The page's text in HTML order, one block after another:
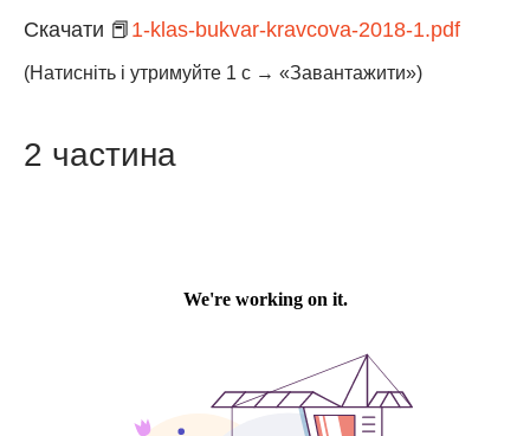
Скачати 📕 1-klas-bukvar-kravcova-2018-1.pdf
(Натисніть і утримуйте 1 с → «Завантажити»)
2 частина